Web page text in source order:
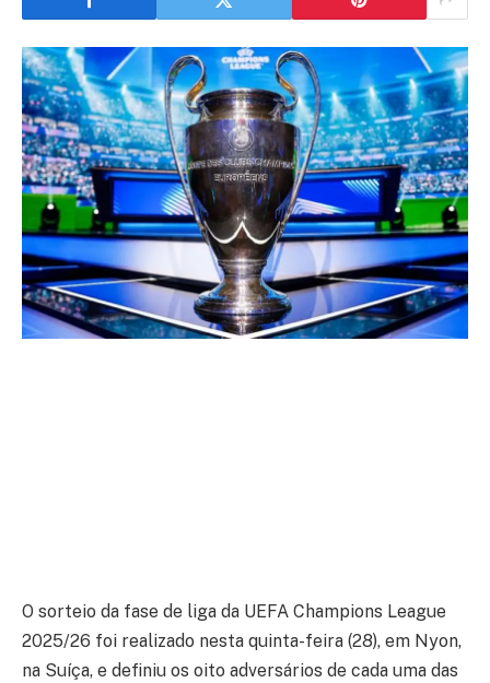
O sorteio da fase de liga da UEFA Champions League
2025/26 foi realizado nesta quinta-feira (28), em Nyon,
na Suíça, e definiu os oito adversários de cada uma das